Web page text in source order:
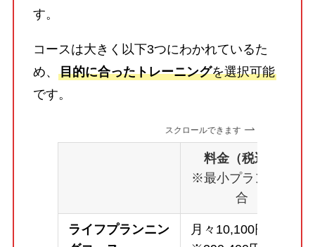
す。
コースは大きく以下3つにわかれているた
め、 目的に合ったトレーニングを選択可能
です。
スクロールできます
料金（税込）
※最小プランの場
合
ライフプランニン
月々10,100円～